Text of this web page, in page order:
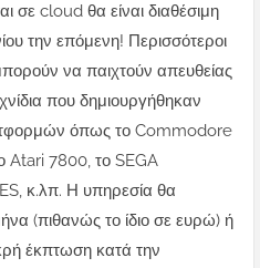
σε cloud θα είναι διαθέσιμη
την επόμενη! Περισσότεροι
να παιχτούν απευθείας
που δημιουργήθηκαν
όπως το Commodore
Atari 7800, το SEGA
κ.λπ. Η υπηρεσία θα
(πιθανώς το ίδιο σε ευρώ) ή
έκπτωση κατά την